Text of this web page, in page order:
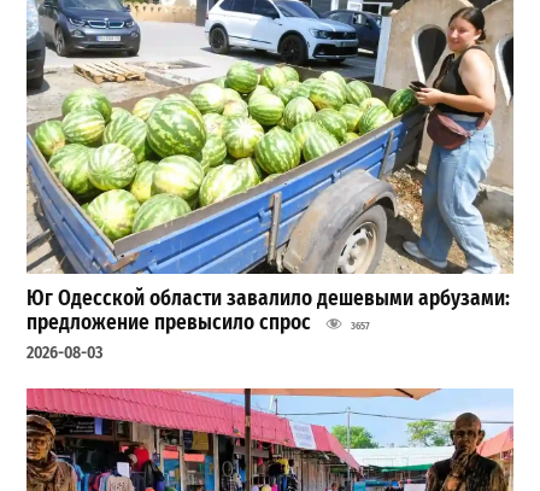
Юг Одесской области завалило дешевыми арбузами:
предложение превысило спрос
3657
2026-08-03